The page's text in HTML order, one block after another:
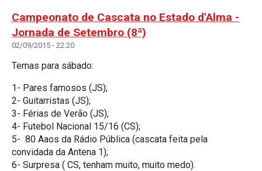
Campeonato de Cascata no Estado d'Alma -
Jornada de Setembro (8ª)
02/09/2015 - 22:20
Temas para sábado:
1- Pares famosos (JS);
2- Guitarristas (JS);
3- Férias de Verão (JS);
4- Futebol Nacional 15/16 (CS);
5- 80 Aaos da Rádio Pública (cascata feita pela
convidada da Antena 1);
6- Surpresa ( CS, tenham muito, muito medo).